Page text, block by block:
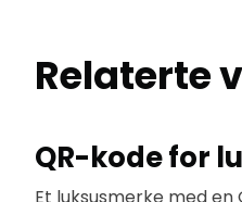
Relaterte
QR-kode for